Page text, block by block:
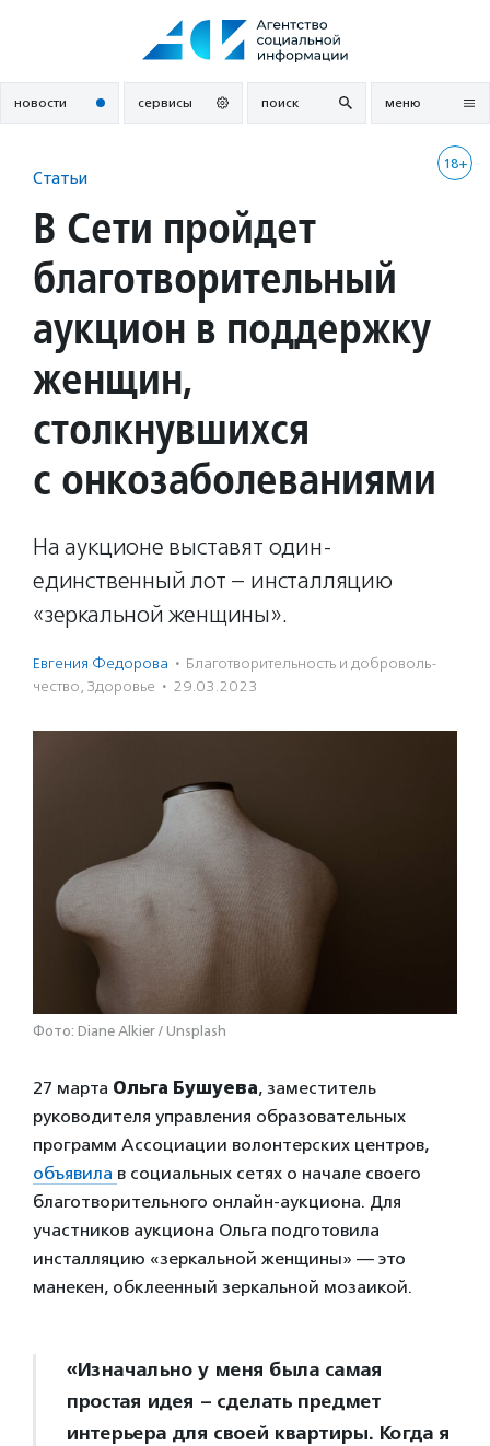
новости сервисы поиск меню
18+
Статьи
В Сети пройдет
благотворительный
аукцион в поддержку
женщин,
столкнувшихся
с онкозаболеваниями
На аукционе выставят один-
единственный лот – инсталляцию
«зеркальной женщины».
Евгения Федорова · Благотвори­тель­ность и доброволь­
чест­во, Здоровье · 29.03.2023
Фото: Diane Alkier / Unsplash
27 марта Ольга Бушуева, заместитель
руководителя управления образовательных
программ Ассоциации волонтерских центров,
объявила в социальных сетях о начале своего
благотворительного онлайн-аукциона. Для
участников аукциона Ольга подготовила
инсталляцию «зеркальной женщины» — это
манекен, обклеенный зеркальной мозаикой.
«Изначально у меня была самая
простая идея – сделать предмет
интерьера для своей квартиры. Когда я